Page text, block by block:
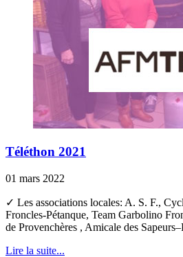
Téléthon 2021
01 mars 2022
✓ Les associations locales: A. S. F.,
Froncles-Pétanque, Team Garbolino
de Provenchères , Amicale des
Lire la suite...